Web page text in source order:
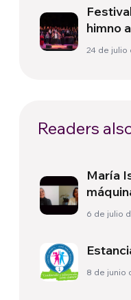
himno
24 de julio
Readers
María
6 de julio
8 de junio